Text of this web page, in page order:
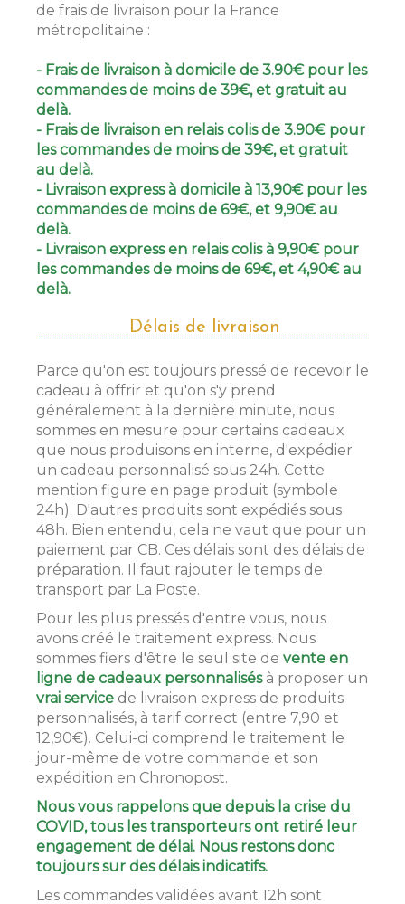
de frais de livraison pour la France
métropolitaine :
- Frais de livraison à domicile de 3.90€ pour les
commandes de moins de 39€, et gratuit au
delà.
- Frais de livraison en relais colis de 3.90€ pour
les commandes de moins de 39€, et gratuit
au delà.
- Livraison express à domicile à 13,90€ pour les
commandes de moins de 69€, et 9,90€ au
delà.
- Livraison express en relais colis à 9,90€ pour
les commandes de moins de 69€, et 4,90€ au
delà.
Délais de livraison
Parce qu'on est toujours pressé de recevoir le
cadeau à offrir et qu'on s'y prend
généralement à la dernière minute, nous
sommes en mesure pour certains cadeaux
que nous produisons en interne, d'expédier
un cadeau personnalisé sous 24h. Cette
mention figure en page produit (symbole
24h). D'autres produits sont expédiés sous
48h. Bien entendu, cela ne vaut que pour un
paiement par CB. Ces délais sont des délais de
préparation. Il faut rajouter le temps de
transport par La Poste.
Pour les plus pressés d'entre vous, nous
avons créé le traitement express. Nous
sommes fiers d'être le seul site de vente en
ligne de cadeaux personnalisésà proposer un
vrai service de livraison express de produits
personnalisés, à tarif correct (entre 7,90 et
12,90€). Celui-ci comprend le traitement le
jour-même de votre commande et son
expédition en Chronopost.
Nous vous rappelons que depuis la crise du
COVID, tous les transporteurs ont retiré leur
engagement de délai. Nous restons donc
toujours sur des délais indicatifs.
Les commandes validées avant 12h sont